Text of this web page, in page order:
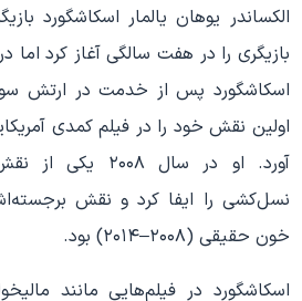
الکساندر یوهان یالمار اسکاشگورد
اسکاشگورد پس از خدمت در ارتش
آورد. او در سال
نسل‌کشی را ایفا کرد و نقش
خون حقیقی (۲۰۰۸–۲۰۱۴) بود.